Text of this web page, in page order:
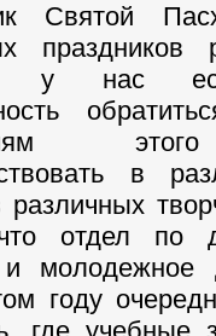
Святой
праздников
у нас
в
отдел по
и молодежное
году